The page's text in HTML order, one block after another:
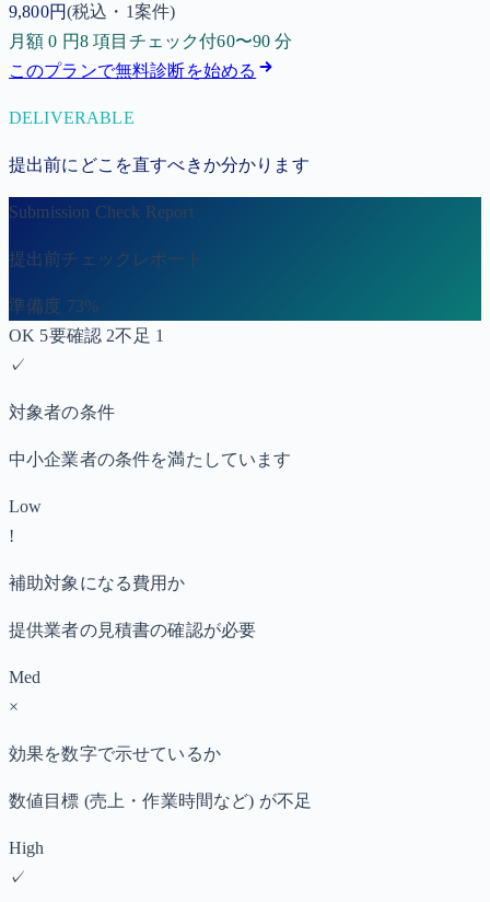
9,800円(税込・1案件)
月額 0 円8 項目チェック付60〜90 分
このプランで無料診断を始める
DELIVERABLE
提出前にどこを直すべきか分かります
Submission Check Report
提出前チェックレポート
準備度 73%
OK 5要確認 2不足 1
✓
対象者の条件
中小企業者の条件を満たしています
Low
!
補助対象になる費用か
提供業者の見積書の確認が必要
Med
×
効果を数字で示せているか
数値目標 (売上・作業時間など) が不足
High
✓